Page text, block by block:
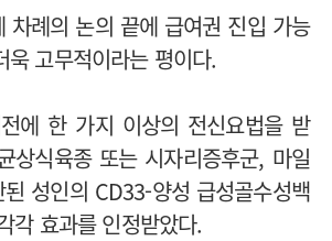
차례의 논의 끝에 급여권 진입 가능
욱 고무적이라는 평이다.
에 한 가지 이상의 전신요법을 받
상식육종 또는 시자리증후군, 마일
성인의 CD33-양성 급성골수성백
각 효과를 인정받았다.